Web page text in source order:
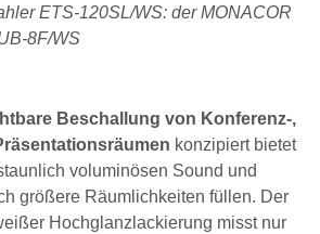
ETS-120SL/WS: der MONACOR
8F/WS
Beschallung von Konferenz-,
konzipiert bietet
voluminösen Sound und
größere Räumlichkeiten füllen. Der
Hochglanzlackierung misst nur